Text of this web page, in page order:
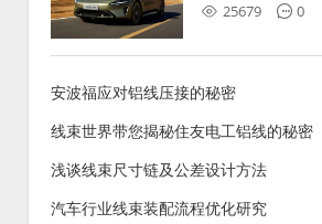
25679 0
安波福应对铝线压接的秘密
线束世界带您揭秘住友电工铝线的秘密
浅谈线束尺寸链及公差设计方法
汽车行业线束装配流程优化研究